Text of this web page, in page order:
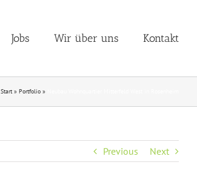
Jobs Wir über uns Kontakt
Start» Portfolio »
Previous Next